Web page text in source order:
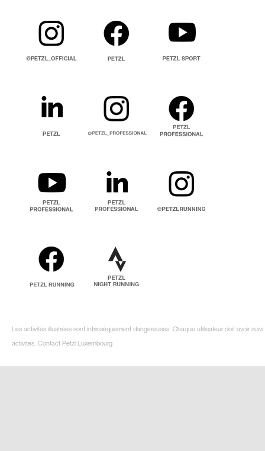
Les activités illustrées sont intrinsèquement dangereuses. Chaque utilisateur doit avoir
activités. Contact Petzl Luxembourg